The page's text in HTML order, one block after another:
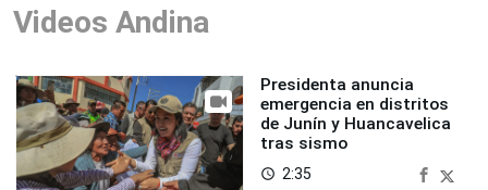
Videos Andina
Presidenta anuncia
emergencia en distritos
de Junín y Huancavelica
tras sismo
access_time 2:35